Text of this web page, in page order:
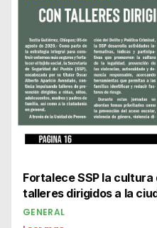
Fortalece SSP la
talleres dirigidos a la
GENERAL